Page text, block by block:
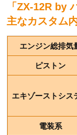
「ZX-12R by
主なカスタム
エンジン総排気
ピストン
エキゾーストシス
電装系